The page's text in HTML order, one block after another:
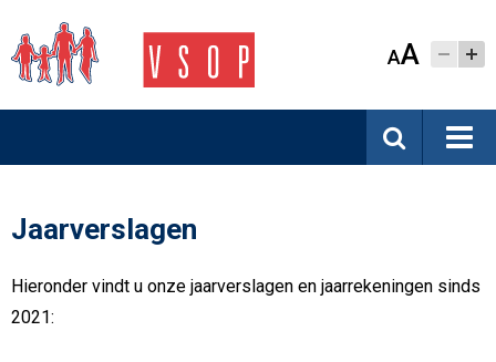
AA
Jaarverslagen
Hieronder vindt u onze jaarverslagen en jaarrekeningen sinds
2021: